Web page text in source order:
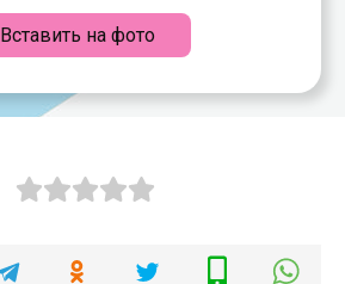
Вставить на фото